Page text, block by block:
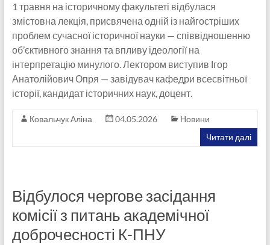
1 травня на історичному факультеті відбулася
змістовна лекція, присвячена одній із найгостріших
проблем сучасної історичної науки — співвідношенню
об’єктивного знання та впливу ідеології на
інтерпретацію минулого. Лектором виступив Ігор
Анатолійович Опря — завідувач кафедри всесвітньої
історії, кандидат історичних наук, доцент.
Ковальчук Аліна 04.05.2026
Новини
Читати далі
Відбулося чергове засідання
комісії з питань академічної
доброчесності К-ПНУ